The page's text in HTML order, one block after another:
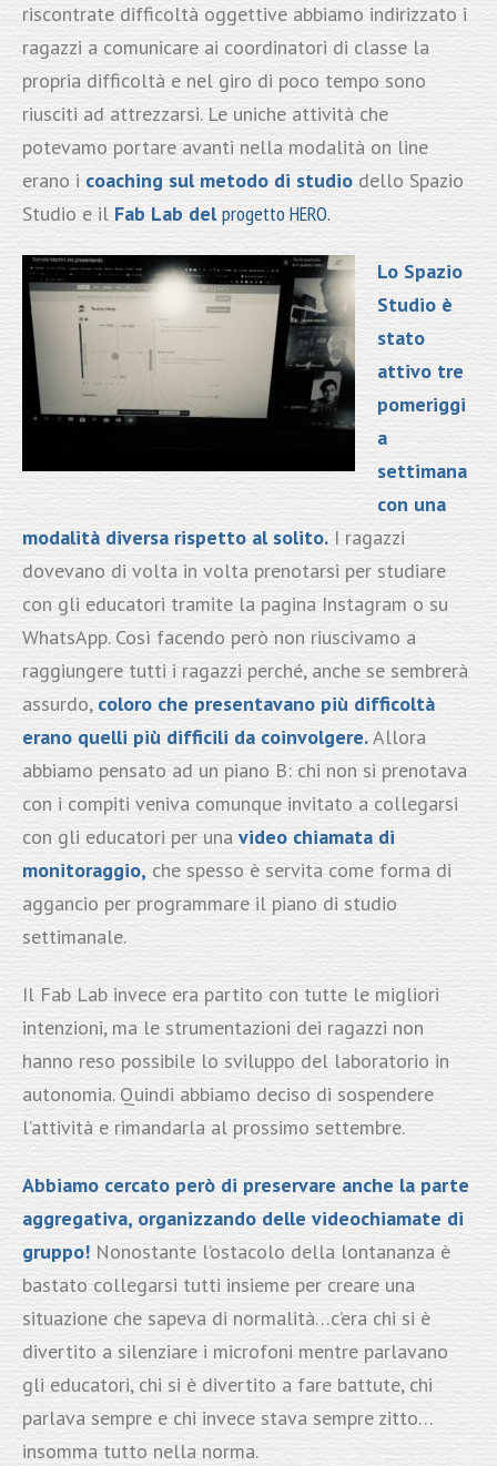
riscontrate difficoltà oggettive abbiamo indirizzato i
ragazzi a comunicare ai coordinatori di classe la
propria difficoltà e nel giro di poco tempo sono
riusciti ad attrezzarsi. Le uniche attività che
potevamo portare avanti nella modalità on line
erano i coaching sul metodo di studiodello Spazio
Studio e il Fab Lab delprogetto HERO.
Lo Spazio
Studio è
stato
attivo tre
pomeriggi
a
settimana
con una
modalità diversa rispetto al solito.I ragazzi
dovevano di volta in volta prenotarsi per studiare
con gli educatori tramite la pagina Instagram o su
WhatsApp. Così facendo però non riuscivamo a
raggiungere tutti i ragazzi perché, anche se sembrerà
assurdo, coloro che presentavano più difficoltà
erano quelli più difficili da coinvolgere.Allora
abbiamo pensato ad un piano B: chi non si prenotava
con i compiti veniva comunque invitato a collegarsi
con gli educatori per una video chiamata di
monitoraggio, che spesso è servita come forma di
aggancio per programmare il piano di studio
settimanale.
Il Fab Lab invece era partito con tutte le migliori
intenzioni, ma le strumentazioni dei ragazzi non
hanno reso possibile lo sviluppo del laboratorio in
autonomia. Quindi abbiamo deciso di sospendere
l’attività e rimandarla al prossimo settembre.
Abbiamo cercato però di preservare anche la parte
aggregativa, organizzando delle videochiamate di
gruppo! Nonostante l’ostacolo della lontananza è
bastato collegarsi tutti insieme per creare una
situazione che sapeva di normalità…c’era chi si è
divertito a silenziare i microfoni mentre parlavano
gli educatori, chi si è divertito a fare battute, chi
parlava sempre e chi invece stava sempre zitto…
insomma tutto nella norma.